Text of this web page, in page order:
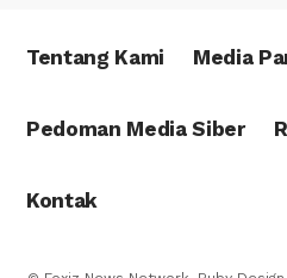
Tentang Kami Media
Pedoman Media Siber
Kontak